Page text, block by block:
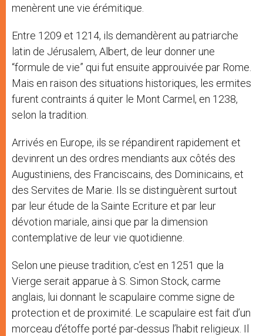
menèrent une vie érémitique.
Entre 1209 et 1214, ils demandèrent au patriarche
latin de Jérusalem, Albert, de leur donner une
“formule de vie” qui fut ensuite approuivée par Rome.
Mais en raison des situations historiques, les ermites
furent contraints á quiter le Mont Carmel, en 1238,
selon la tradition.
Arrivés en Europe, ils se répandirent rapidement et
devinrent un des ordres mendiants aux côtés des
Augustiniens, des Franciscains, des Dominicains, et
des Servites de Marie. Ils se distinguèrent surtout
par leur étude de la Sainte Ecriture et par leur
dévotion mariale, ainsi que par la dimension
contemplative de leur vie quotidienne.
Selon une pieuse tradition, c’est en 1251 que la
Vierge serait apparue à S. Simon Stock, carme
anglais, lui donnant le scapulaire comme signe de
protection et de proximité. Le scapulaire est fait d’un
morceau d’étoffe porté par-dessus l’habit religieux. Il